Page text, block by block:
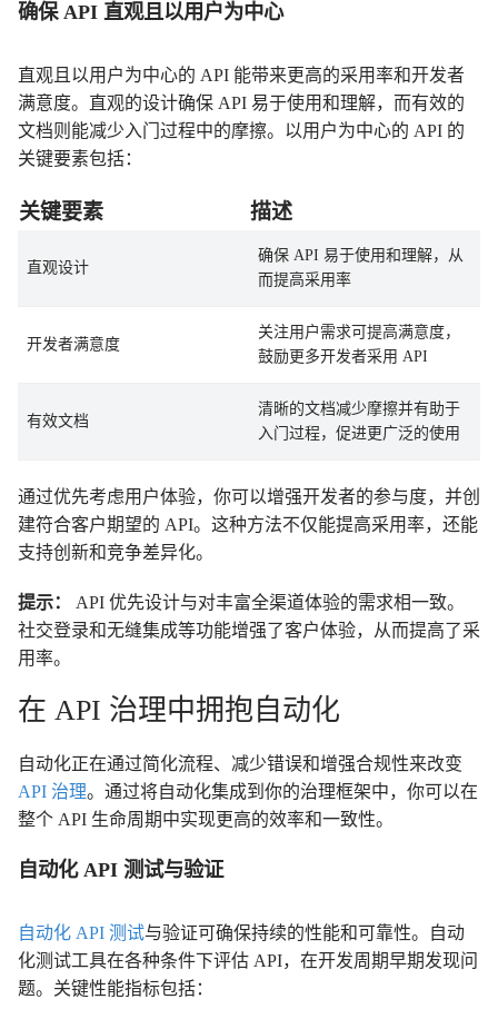
确保 API 直观且以用户为中心
直观且以用户为中心的 API 能带来更高的采用率和开发者
满意度。直观的设计确保 API 易于使用和理解，而有效的
文档则能减少入门过程中的摩擦。以用户为中心的 API 的
关键要素包括：
关键要素 描述
直观设计
确保 API 易于使用和理解，从
而提高采用率
开发者满意度
关注用户需求可提高满意度，
鼓励更多开发者采用 API
有效文档
清晰的文档减少摩擦并有助于
入门过程，促进更广泛的使用
通过优先考虑用户体验，你可以增强开发者的参与度，并创
建符合客户期望的 API。这种方法不仅能提高采用率，还能
支持创新和竞争差异化。
提示：
API 优先设计与对丰富全渠道体验的需求相一致。
社交登录和无缝集成等功能增强了客户体验，从而提高了采
用率。
在 API 治理中拥抱自动化
自动化正在通过简化流程、减少错误和增强合规性来改变
API 治理。通过将自动化集成到你的治理框架中，你可以在
整个 API 生命周期中实现更高的效率和一致性。
自动化 API 测试与验证
自动化 API 测试与验证可确保持续的性能和可靠性。自动
化测试工具在各种条件下评估 API，在开发周期早期发现问
题。关键性能指标包括：